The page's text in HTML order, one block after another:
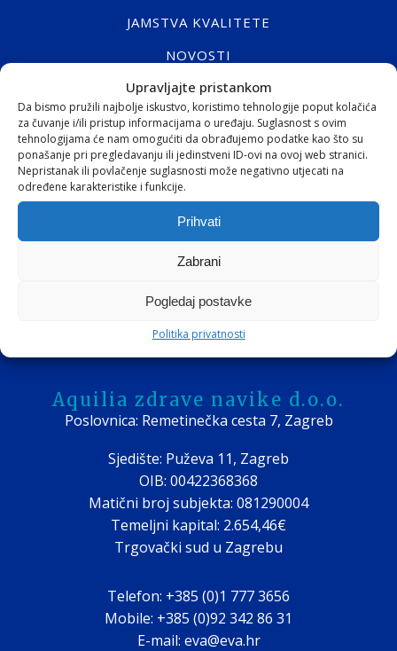
Upravljajte pristankom
Da bismo pružili najbolje iskustvo, koristimo tehnologije poput kolačića
za čuvanje i/ili pristup informacijama o uređaju. Suglasnost s ovim
tehnologijama će nam omogućiti da obrađujemo podatke kao što su
ponašanje pri pregledavanju ili jedinstveni ID-ovi na ovoj web stranici.
Nepristanak ili povlačenje suglasnosti može negativno utjecati na
određene karakteristike i funkcije.
Prihvati
Zabrani
Pogledaj postavke
Politika privatnosti
JAMSTVA KVALITETE
NOVOSTI
KONTAKT
WEBSHOP
WEBSHOP
KOŠARICA
PRIJAVA
Aquilia zdrave navike d.o.o.
Poslovnica: Remetinečka cesta 7, Zagreb
Sjedište: Puževa 11, Zagreb
OIB: 00422368368
Matični broj subjekta: 081290004
Temeljni kapital: 2.654,46€
Trgovački sud u Zagrebu
Telefon: +385 (0)1 777 3656
Mobile: +385 (0)92 342 86 31
E-mail: eva@eva.hr